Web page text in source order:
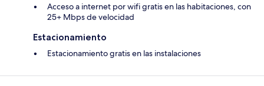
Acceso a internet por wifi gratis en las habitaciones, con
25+ Mbps de velocidad
Estacionamiento
Estacionamiento gratis en las instalaciones